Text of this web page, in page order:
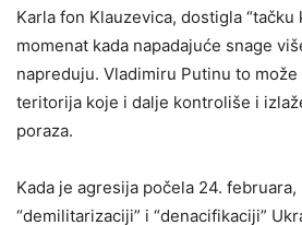
Karla fon Klauzevica, dostigla “tačku
momenat kada napadajuće snage
napreduju. Vladimiru Putinu to
teritorija koje i dalje kontroliše i
poraza.
Kada je agresija počela 24.
“demilitarizaciji” i “denacifikaciji”